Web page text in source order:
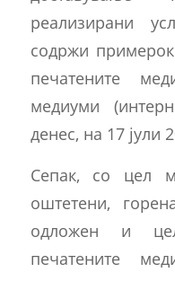
реализирани
содржи
печатените
медиуми
денес, на 17 јули
Сепак, со цел
оштетени,
одложен и
печатените